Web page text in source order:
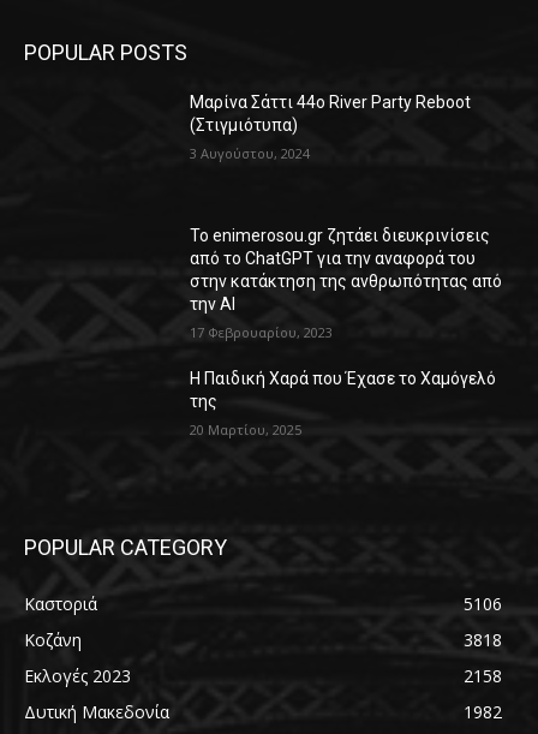
POPULAR POSTS
Μαρίνα Σάττι 44o River Party Reboot
(Στιγμιότυπα)
3 Αυγούστου, 2024
Το enimerosou.gr ζητάει διευκρινίσεις
από το ChatGPT για την αναφορά του
στην κατάκτηση της ανθρωπότητας από
την AI
17 Φεβρουαρίου, 2023
Η Παιδική Χαρά που Έχασε το Χαμόγελό
της
20 Μαρτίου, 2025
POPULAR CATEGORY
Καστοριά
5106
Κοζάνη
3818
Εκλογές 2023
2158
Δυτική Μακεδονία
1982